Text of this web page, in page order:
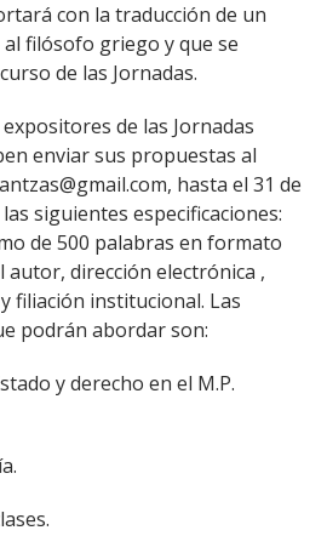
con la traducción de un
filósofo griego y que se
de las Jornadas.
de las Jornadas
enviar sus propuestas al
hasta el 31 de
siguientes especificaciones:
de 500 palabras en formato
autor, dirección electrónica ,
filiación institucional. Las
podrán abordar son:
y derecho en el M.P.